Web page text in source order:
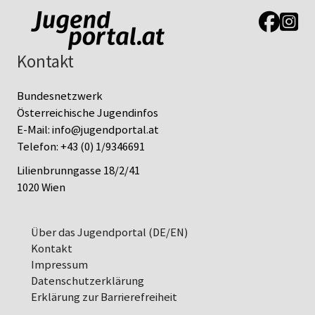
Link zur
Link
Kontakt
Bundesnetzwerk
Österreichische Jugendinfos
E-Mail:info@jugendportal.at
Telefon:+43 (0) 1/9346691
Lilienbrunngasse 18/2/41
1020 Wien
Über das Jugendportal (DE/EN)
Kontakt
Impressum
Datenschutz­erklärung
Erklärung zur Barrierefreiheit